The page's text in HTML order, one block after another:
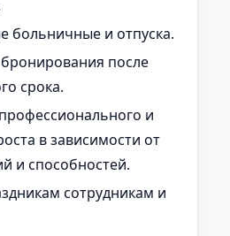
больничные и отпуска.
после
срока.
и
в зависимости от
и способностей.
сотрудникам и